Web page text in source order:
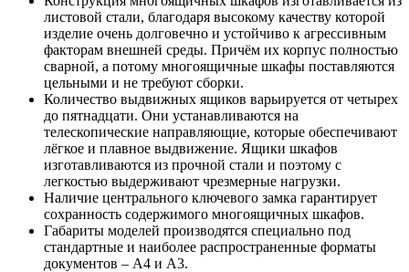
листовой стали, благодаря высокому качеству которой
изделие очень долговечно и устойчиво к агрессивным
факторам внешней среды. Причём их корпус полностью
сварной, а потому многоящичные шкафы поставляются
цельными и не требуют сборки.
Количество выдвижных ящиков варьируется от четырех
до пятнадцати. Они устанавливаются на
телескопические направляющие, которые обеспечивают
лёгкое и плавное выдвижение. Ящики шкафов
изготавливаются из прочной стали и поэтому с
легкостью выдерживают чрезмерные нагрузки.
Наличие центрального ключевого замка гарантирует
сохранность содержимого многоящичных шкафов.
Габариты моделей производятся специально под
стандартные и наиболее распространенные форматы
документов – А4 и А3.